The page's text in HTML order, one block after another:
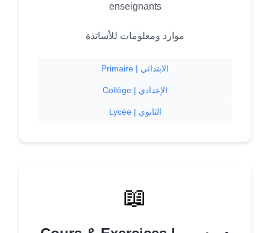
enseignants
موارد ومعلومات للأساتذة
Primaire | الابتدائي
Collège | الإعدادي
Lycée | الثانوي
📖